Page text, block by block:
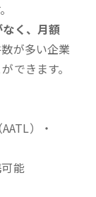
く、月額
が多い企業
できます。
）・
能